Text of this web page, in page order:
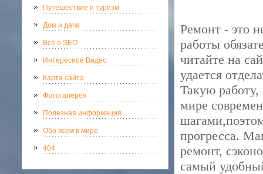
Путешествие и туризм
Дом и дача
Всё о SEO
Интересное Видео
Карта сайта
Фотогалерея
Полезная информация
Обо всём в мире
404
Ремонт - это
работы
читайте на
удается
Такую
мире
прогресса.
ремонт,
самый